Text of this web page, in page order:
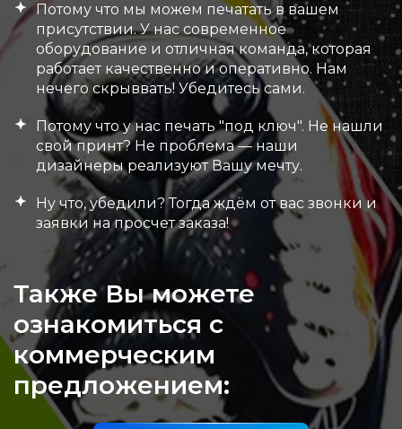
Потому что мы можем печатать в вашем
присутствии. У нас современное
оборудование и отличная команда, которая
работает качественно и оперативно. Нам
нечего скрыввать! Убедитесь сами.
Потому что у нас печать "под ключ". Не нашли
свой принт? Не проблема — наши
дизайнеры реализуют Вашу мечту.
Ну что, убедили? Тогда ждём от вас звонки и
заявки на просчет заказа!
Также Вы можете
ознакомиться с
коммерческим
предложением: